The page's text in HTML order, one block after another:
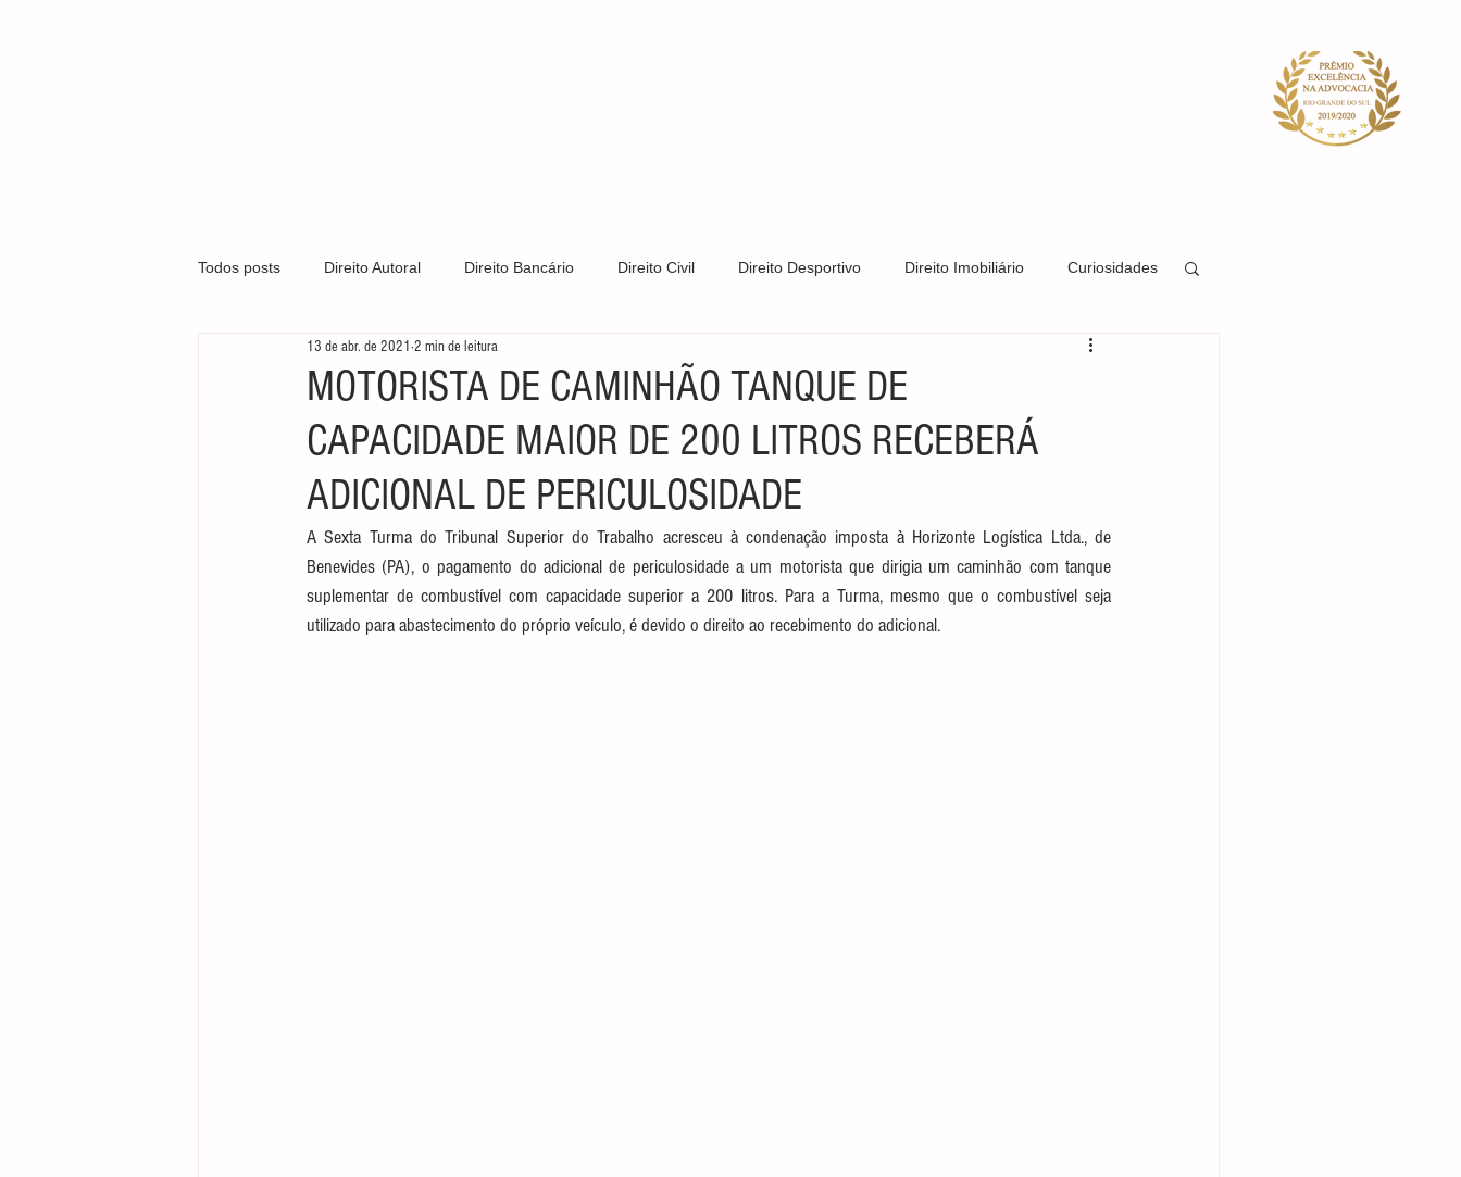
Todos posts Direito Autoral Direito Bancário Direito Civil Direito Desportivo Direito Imobiliário Curiosidades
Direito Médico Direito Trabalhista Direito Societário
Gestão Organizacional Marcas e Patentes Notícias LGPD Direito Constitucional Direito Previdenciário
Direito Empresarial
MOTORISTA DE CAMINHÃO TANQUE DE
CAPACIDADE MAIOR DE 200 LITROS RECEBERÁ
ADICIONAL DE PERICULOSIDADE
13 de abr. de 2021 2 min de leitura
A Sexta Turma do Tribunal Superior do Trabalho acresceu à condenação imposta à Horizonte Logística Ltda., de
Benevides (PA), o pagamento do adicional de periculosidade a um motorista que dirigia um caminhão com tanque
suplementar de combustível com capacidade superior a 200 litros. Para a Turma, mesmo que o combustível seja
utilizado para abastecimento do próprio veículo, é devido o direito ao recebimento do adicional.